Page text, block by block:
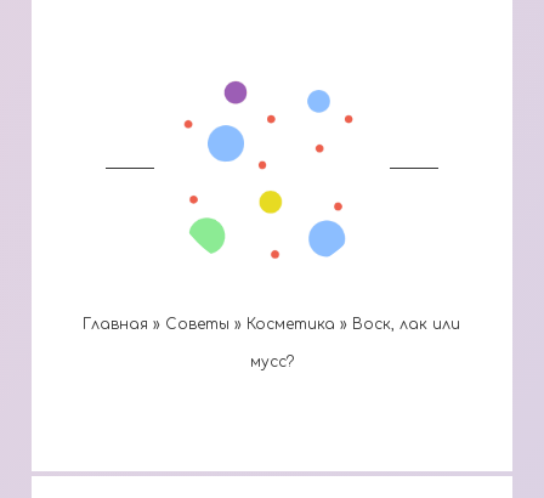
Главная » Cоветы » Косметика » Воск, лак или
мусс?